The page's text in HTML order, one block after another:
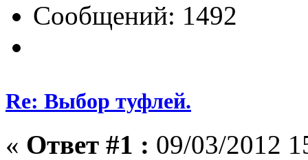
Сообщений: 1492
Re: Выбор туфлей.
« Ответ #1 : 09/03/2012